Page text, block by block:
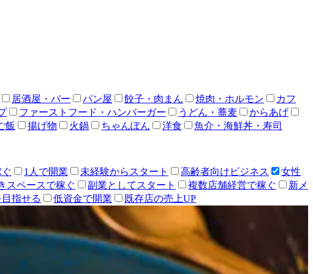
居酒屋・バー パン屋 餃子・肉まん 焼肉・ホルモン
カフ
ファーストフード・ハンバーガー うどん・蕎麦
からあげ
飯 揚げ物 火鍋 ちゃんぽん 洋食 魚介・海鮮丼・寿司
1人で開業 未経験からスタート 高齢者向けビジネス
女性
スペースで稼ぐ 副業としてスタート 複数店舗経営で稼ぐ
新メ
指せる 低資金で開業 既存店の売上UP